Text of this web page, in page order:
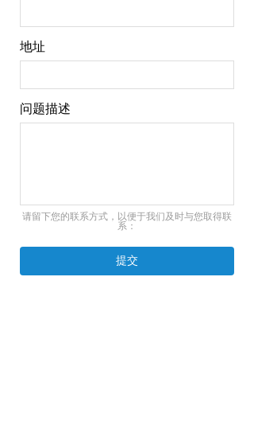
地址
问题描述
请留下您的联系方式，以便于我们及时与您取得联
系：
提交